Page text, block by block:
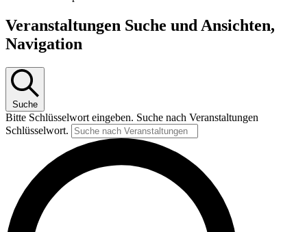
Veranstaltungen
Veranstaltungen Suche und Ansichten,
Navigation
Suche
Bitte Schlüsselwort eingeben. Suche nach Veranstaltungen
Schlüsselwort.